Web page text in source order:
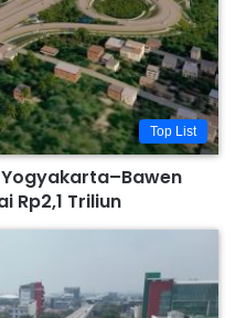
Top List
Rp2,1 Triliun